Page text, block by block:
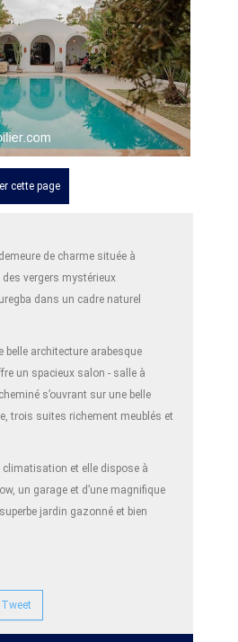
cette page
de charme située à
vergers mystérieux
dans un cadre naturel
belle architecture arabesque
un spacieux salon - salle à
s’ouvrant sur une belle
trois suites richement meublés et
climatisation et elle dispose à
un garage et d’une magnifique
jardin gazonné et bien
Tweet